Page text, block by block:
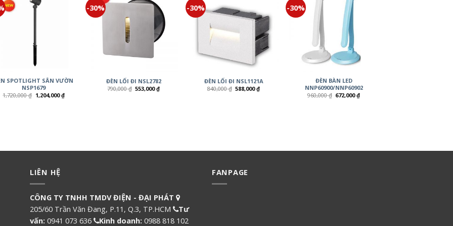
SPOTLIGHT SÂN VƯỜN
NSP1679
1,720,000₫ 1,204,000₫
-30%
ĐÈN LỐI ĐI NSL2782
790,000₫ 553,000₫
-30%
ĐÈN LỐI ĐI NSL1121A
840,000₫ 588,000₫
-30%
ĐÈN BÀN LED
NNP60900/NNP60902
960,000₫ 672,000₫
LIÊN HỆ
CÔNG TY TNHH TMDV ĐIỆN - ĐẠI PHÁT
205/60 Trần Văn Đang, P.11, Q.3, TP.HCM
Tư
vấn: 0941 073 636 Kinh doanh: 0988 818 102
FANPAGE